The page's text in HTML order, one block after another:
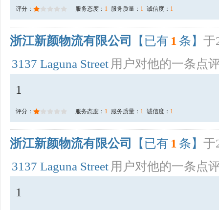
评分： 服务态度： 1 服务质量： 1 诚信度： 1
浙江新颜物流有限公司 【已有 1 条】 于
3137 Laguna Street 用户对他的一条点
1
评分： 服务态度： 1 服务质量： 1 诚信度： 1
浙江新颜物流有限公司 【已有 1 条】 于
3137 Laguna Street 用户对他的一条点
1